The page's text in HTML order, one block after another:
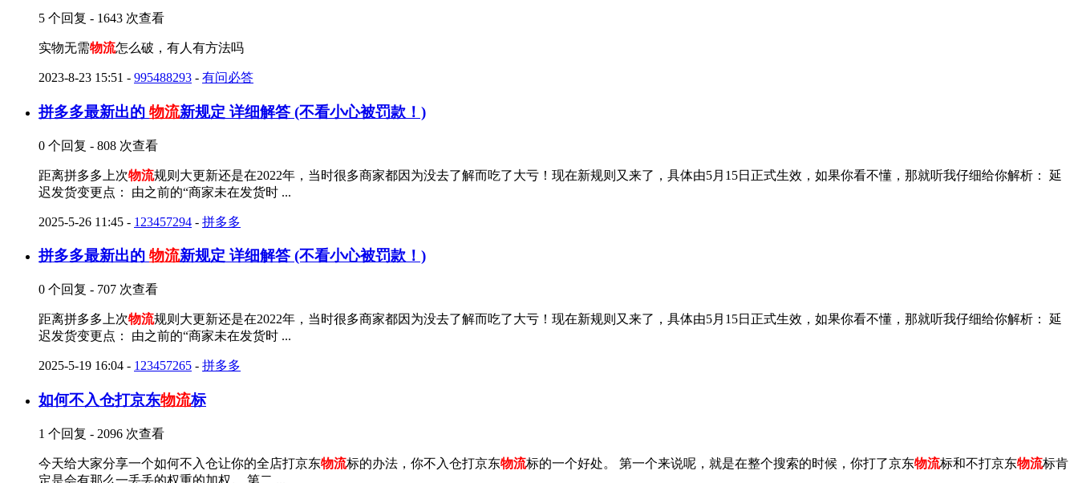
5 个回复 - 1643 次查看
实物无需物流怎么破，有人有方法吗
2023-8-23 15:51 - 995488293 - 有问必答
拼多多最新出的 物流新规定 详细解答 (不看小心被罚款！)
0 个回复 - 808 次查看
距离拼多多上次物流规则大更新还是在2022年，当时很多商家都因为没去了解而吃了大亏！现在新规则又来了，具体由5月15日正式生效，如果你看不懂，那就听我仔细给你解析： 延
迟发货变更点： 由之前的“商家未在发货时 ...
2025-5-26 11:45 - 123457294 - 拼多多
拼多多最新出的 物流新规定 详细解答 (不看小心被罚款！)
0 个回复 - 707 次查看
距离拼多多上次物流规则大更新还是在2022年，当时很多商家都因为没去了解而吃了大亏！现在新规则又来了，具体由5月15日正式生效，如果你看不懂，那就听我仔细给你解析： 延
迟发货变更点： 由之前的“商家未在发货时 ...
2025-5-19 16:04 - 123457265 - 拼多多
如何不入仓打京东物流标
1 个回复 - 2096 次查看
今天给大家分享一个如何不入仓让你的全店打京东物流标的办法，你不入仓打京东物流标的一个好处。 第一个来说呢，就是在整个搜索的时候，你打了京东物流标和不打京东物流标肯
定是会有那么一丢丢的权重的加权。 第二 ...